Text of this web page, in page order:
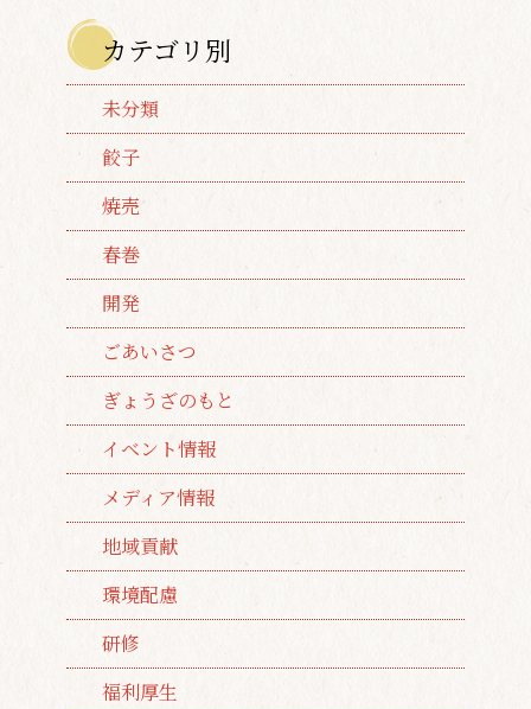
カテゴリ別
未分類
餃子
焼売
春巻
開発
ごあいさつ
ぎょうざのもと
イベント情報
メディア情報
地域貢献
環境配慮
研修
福利厚生